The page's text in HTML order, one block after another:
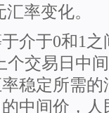
率变化。
介于0和1
个交易日中
稳定所需
中间价，